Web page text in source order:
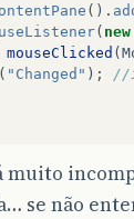
().
( new
mouseClicked (
( "Changed" );
//
muito
se não